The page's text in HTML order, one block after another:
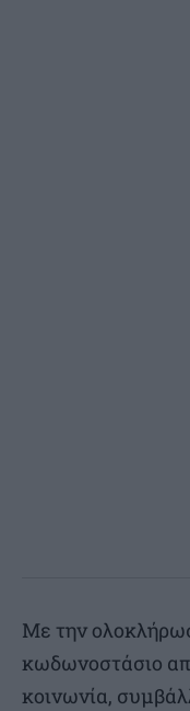
Με την
κωδωνοστάσιο
κοινωνία,